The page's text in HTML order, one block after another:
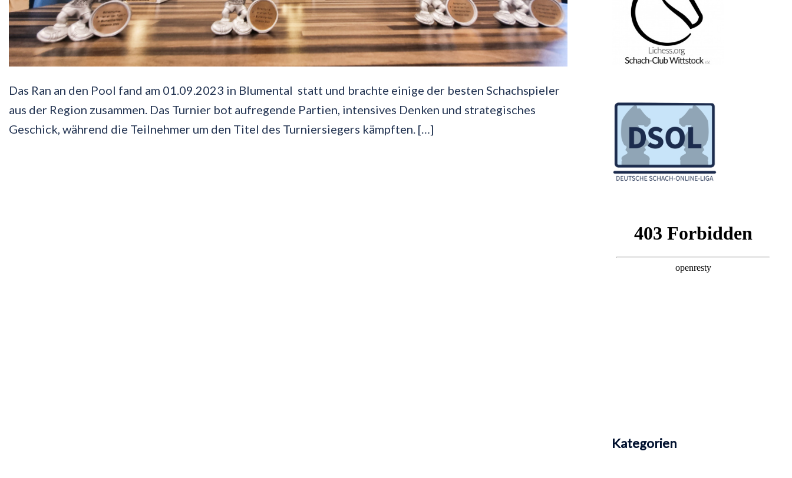
Das Ran an den Pool fand am 01.09.2023 in Blumental statt und brachte einige der besten Schachspieler
aus der Region zusammen. Das Turnier bot aufregende Partien, intensives Denken und strategisches
Geschick, während die Teilnehmer um den Titel des Turniersiegers kämpften. […]
Kategorien